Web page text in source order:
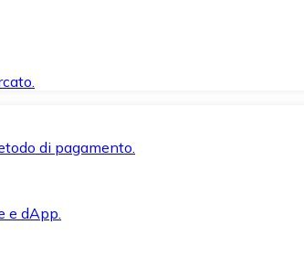
di pagamento.
e dApp.